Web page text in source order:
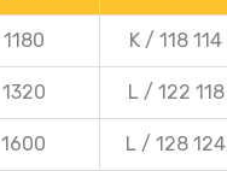
1180 K / 118 114
1320 L / 122 118
1600 L / 128 124